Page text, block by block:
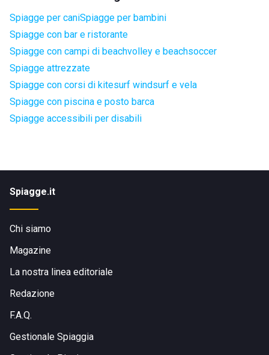
Spiagge per caniSpiagge per bambini
Spiagge con bar e ristorante
Spiagge con campi di beachvolley e beachsoccer
Spiagge attrezzate
Spiagge con corsi di kitesurf windsurf e vela
Spiagge con piscina e posto barca
Spiagge accessibili per disabili
Spiagge.it
Chi siamo
Magazine
La nostra linea editoriale
Redazione
F.A.Q.
Gestionale Spiaggia